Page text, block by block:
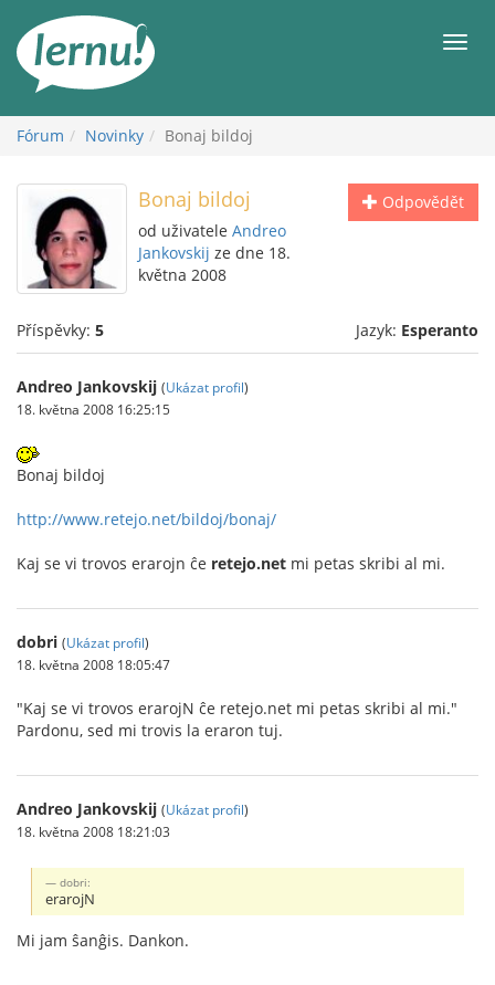
obsahu
Fórum Novinky Bonaj bildoj
Odpovědět
Bonaj bildoj
od uživatele Andreo
Jankovskij ze dne 18.
května 2008
Příspěvky: 5 Jazyk: Esperanto
Andreo Jankovskij (Ukázat profil)
18. května 2008 16:25:15
Bonaj bildoj
http://www.retejo.net/bildoj/bonaj/
Kaj se vi trovos erarojn ĉe retejo.net mi petas skribi al mi.
dobri (Ukázat profil)
18. května 2008 18:05:47
"Kaj se vi trovos erarojN ĉe retejo.net mi petas skribi al mi."
Pardonu, sed mi trovis la eraron tuj.
Andreo Jankovskij (Ukázat profil)
18. května 2008 18:21:03
dobri:
erarojN
Mi jam ŝanĝis. Dankon.